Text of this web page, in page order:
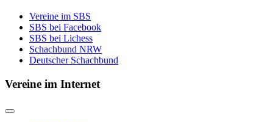
Vereine im SBS
SBS bei Facebook
SBS bei Lichess
Schachbund NRW
Deutscher Schachbund
Vereine im Internet